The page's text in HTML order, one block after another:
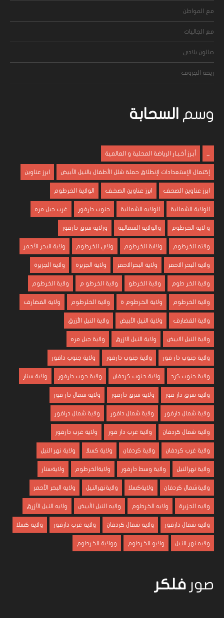
مع المواطن
مع الجاليات
صالون بلادي
ريحة الجروف
وسم السحابة
أبـرز أخـبـار الرياضة المحلية و العالمية
إكتمال الإستعدادات لإنطلاق حملة شلل الأطفال بالنيل الأبيض ابرز عناوين
ابرز عناوين الصحف ابرز عناوين الصخف الولاية الخرطوم
الولاية الشمالية الولايه الشمالية جنوب دارفور غرب جبل مره
و لاية الخرطوم والولاية الشمالية وزلاية شرق دارفور
ولائه الخرطوم ولااية الخرطوم ولاي الخرطوم ولاية البحر الأحمر
ولاية البحر الاحمر ولاية البحرالاحمر ولاية الجزبرة ولاية الجزيرة
ولاية الخر طوم ولاية الخرطو ولاية الخرطو م ولاية الخرطوم
ولاية الخرطوم ولاية الخرطوم ة ولاية الخلرطوم ولاية الفضارف
ولاية القضارف ولاية النيل الأبيض ولاية النيل الأزرق
ولاية النيل الابيض ولاية النيل الازرق ولاية جبل مره
ولاية جنوب دار فور ولاية جنوب دارفور ولاية جنوب دافور
ولاية جنوب كرد ولاية جنوب كردفان ولاية جوب دارفور ولاية سنار
ولاية شرق دار فور ولاية شرق دارفور ولاية شمال دار فور
ولاية شمال دارفور ولاية شمال دافور ولاية شمال درافور
ولاية شمال كردفان ولاية غرب دار فور ولاية غرب دارفور
ولاية غرب كردفان ولاية كردفان ولاية كسلا ولاية نهر النيل
ولاية نهرالنيل ولاية وسط دارفور ولايةالخرطوم ولايةسنار
ولايةشمال كردفان ولايةكسلا ولايةنهرالنيل ولايه البحر الأحمر
ولايه الجزيرة ولايه الخرطوم ولايه النيل الأبيض ولايه النيل الأزرق
ولايه شمال دارفور ولايه شمال كردفان ولايه غرب دارفور ولايه كسلا
ولايه نهر النيل ولايو الخرطوم وولاية الخرطوم
صور فلكر